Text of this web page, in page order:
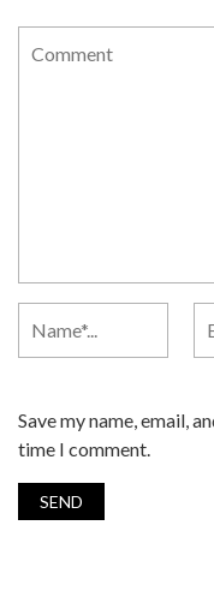
Save my name, email,
time I comment.